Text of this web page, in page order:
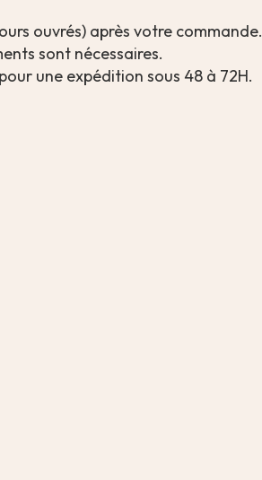
ouvrés) après votre commande.
sont nécessaires.
pour une expédition sous 48 à 72H.